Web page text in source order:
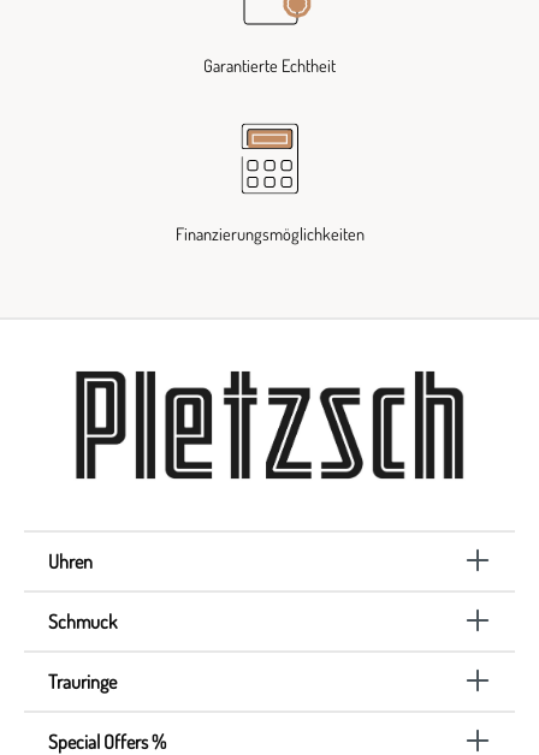
Garantierte Echtheit
Finanzierungsmöglichkeiten
Uhren
Schmuck
Trauringe
Special Offers %